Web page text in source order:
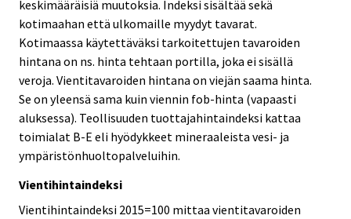
keskimääräisiä muutoksia. Indeksi sisältää sekä
kotimaahan että ulkomaille myydyt tavarat.
Kotimaassa käytettäväksi tarkoitettujen tavaroiden
hintana on ns. hinta tehtaan portilla, joka ei sisällä
veroja. Vientitavaroiden hintana on viejän saama hinta.
Se on yleensä sama kuin viennin fob-hinta (vapaasti
aluksessa). Teollisuuden tuottajahintaindeksi kattaa
toimialat B-E eli hyödykkeet mineraaleista vesi- ja
ympäristönhuoltopalveluihin.
Vientihintaindeksi
Vientihintaindeksi 2015=100 mittaa vientitavaroiden